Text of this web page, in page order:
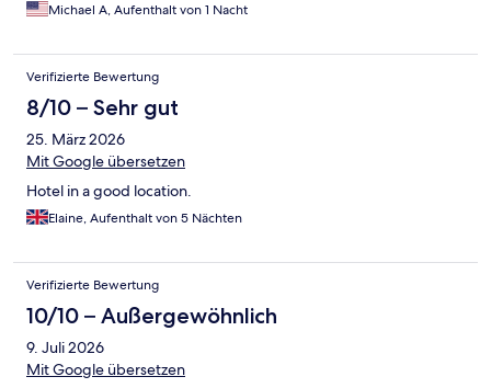
Michael A, Aufenthalt von 1 Nacht
Verifizierte Bewertung
8/10 – Sehr gut
25. März 2026
Mit Google übersetzen
Hotel in a good location.
Elaine, Aufenthalt von 5 Nächten
Verifizierte Bewertung
10/10 – Außergewöhnlich
9. Juli 2026
Mit Google übersetzen